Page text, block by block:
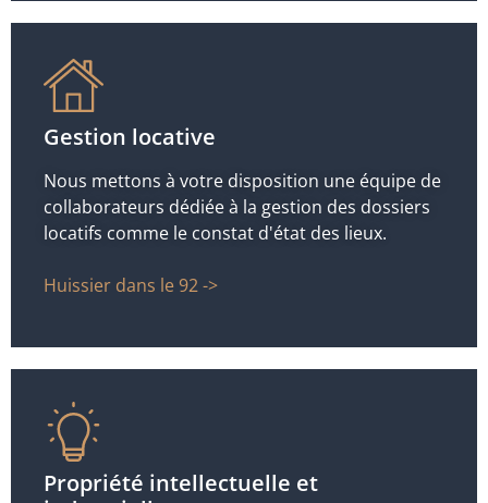
Gestion locative
Nous mettons à votre disposition une équipe de
collaborateurs dédiée à la gestion des dossiers
locatifs comme le constat d'état des lieux.
Huissier dans le 92 ->
Propriété intellectuelle et